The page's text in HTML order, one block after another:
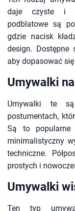
daje czyste i
podblatowe są
gdzie nacisk
design. Dostępne
aby dopasować
Umywalki
Umywalki te
postumentach,
Są to popularne
minimalistyczny
techniczne.
prostych i
Umywalki
Ten typ